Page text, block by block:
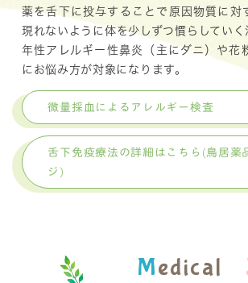
薬を舌下に投与することで原因物質に対
現れないように体を少しずつ慣らしていく
年性アレルギー性鼻炎（主にダニ）や花
にお悩み方が対象になります。
微量採血によるアレルギー検査
舌下免疫療法の詳細はこちら(鳥居薬
ジ)
Medical